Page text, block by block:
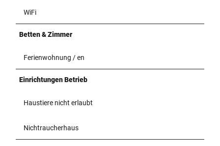
WiFi
Betten & Zimmer
Ferienwohnung / en
Einrichtungen Betrieb
Haustiere nicht erlaubt
Nichtraucherhaus